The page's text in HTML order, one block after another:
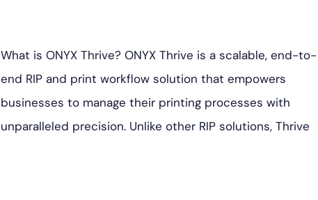
What is ONYX Thrive? ONYX Thrive is a scalable, end-to-
end RIP and print workflow solution that empowers
businesses to manage their printing processes with
unparalleled precision. Unlike other RIP solutions, Thrive